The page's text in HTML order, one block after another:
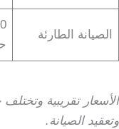
الصيانة الطارئة
الأسعار تقريبية
وتعقيد الصيانة.